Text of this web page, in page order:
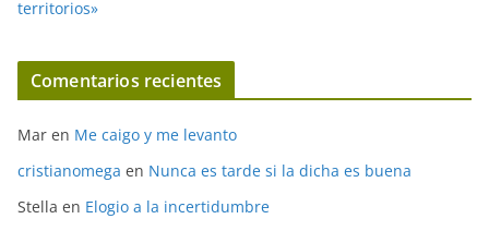
territorios»
Comentarios recientes
Mar en Me caigo y me levanto
cristianomega en Nunca es tarde si la dicha es buena
Stella en Elogio a la incertidumbre